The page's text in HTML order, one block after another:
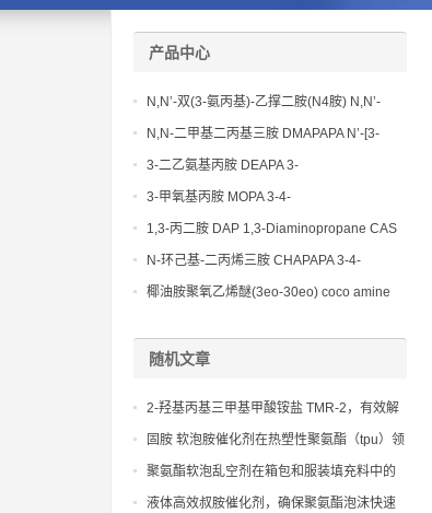
产品中心
N,N’-双(3-氨丙基)-乙撑二胺(N4胺) N,N’-
Bis(3-aminopropyl)-ethylenediamine CAS
No10563-26-5
N,N-二甲基二丙基三胺 DMAPAPA N’-[3-
(dimethylamino)propyllpropane-1,3-
diamine CAS No10563-29-8
3-二乙氨基丙胺 DEAPA 3-
(Diethylamino)propylamine CAS No 104-
3-甲氧基丙胺 MOPA 3-4-
Methoxypropylamine CAS No 5332-73-0
1,3-丙二胺 DAP 1,3-Diaminopropane CAS
No 109-76-2
N-环己基-二丙烯三胺 CHAPAPA 3-4-
Methoxypropylamine CAS No:5332-73-0
椰油胺聚氧乙烯醚(3eo-30eo) coco amine
随机文章
2-羟基丙基三甲基甲酸铵盐 TMR-2，有效解
决传统催化剂导致的早期固化
固胺 软泡胺催化剂在热塑性聚氨酯（tpu）领
域的应用潜力
聚氨酯软泡乱空剂在箱包和服装填充料中的
应用
液体高效叔胺催化剂，确保聚氨酯泡沫快速